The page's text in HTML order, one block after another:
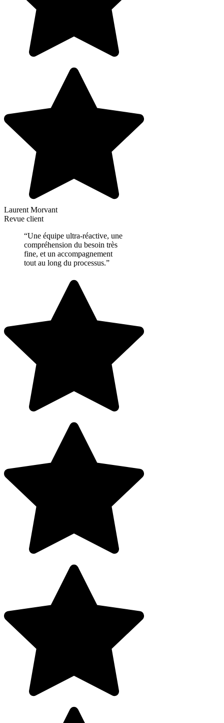
Laurent Morvant
Revue client
“Une équipe ultra-réactive, une
compréhension du besoin très
fine, et un accompagnement
tout au long du processus.”